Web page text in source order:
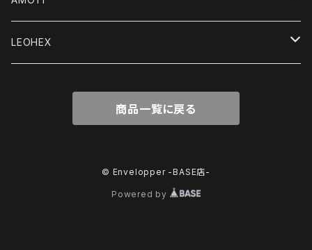
輸入品
キャットスーツ＆ユニタード
メンズ
Tシャツ＆トップス
ボクサー,ブリーフ,トランクス
Women's
LEOHEX
商品一覧に戻る
© Envelopper -BASE店-
Powered by